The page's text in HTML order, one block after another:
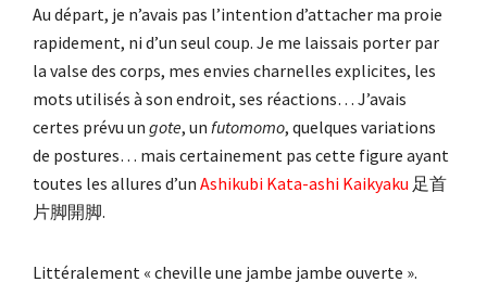
Au départ, je n’avais pas l’intention d’attacher ma proie
rapidement, ni d’un seul coup. Je me laissais porter par
la valse des corps, mes envies charnelles explicites, les
mots utilisés à son endroit, ses réactions… J’avais
certes prévu un gote, un futomomo, quelques variations
de postures… mais certainement pas cette figure ayant
toutes les allures d’un Ashikubi Kata-ashi Kaikyaku 足首
片脚開脚.
Littéralement « cheville une jambe jambe ouverte ».